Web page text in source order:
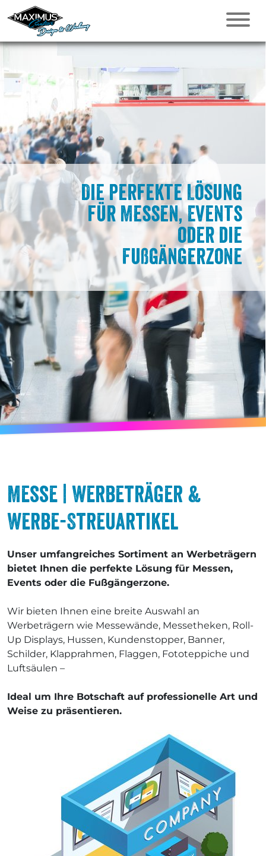
Die perfekte Lösung
für Messen, Events
oder die
Fußgängerzone
Messe | Werbeträger &
Werbe-Streuartikel
Unser umfangreiches Sortiment an Werbeträgern
bietet Ihnen die perfekte Lösung für Messen,
Events oder die Fußgängerzone.
Wir bieten Ihnen eine breite Auswahl an
Werbeträgern wie Messewände, Messetheken, Roll-
Up Displays, Hussen, Kundenstopper, Banner,
Schilder, Klapprahmen, Flaggen, Fototeppiche und
Luftsäulen –
Ideal um Ihre Botschaft auf professionelle Art und
Weise zu präsentieren.